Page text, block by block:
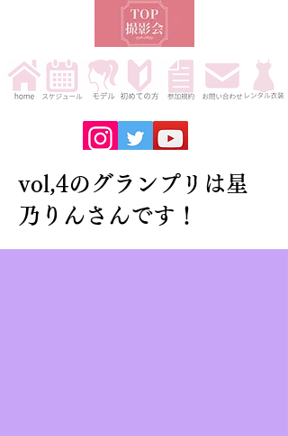
vol,4のグランプリは星
乃りんさんです！